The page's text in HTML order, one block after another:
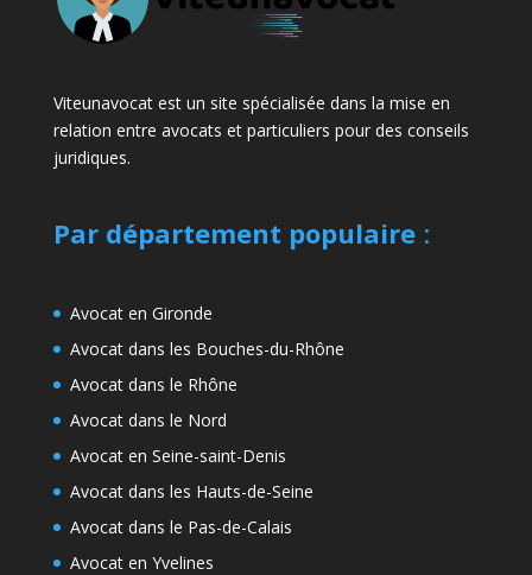
Viteunavocat est un site spécialisée dans la mise en
relation entre avocats et particuliers pour des conseils
juridiques.
Par département populaire:
Avocat en Gironde
Avocat dans les Bouches-du-Rhône
Avocat dans le Rhône
Avocat dans le Nord
Avocat en Seine-saint-Denis
Avocat dans les Hauts-de-Seine
Avocat dans le Pas-de-Calais
Avocat en Yvelines